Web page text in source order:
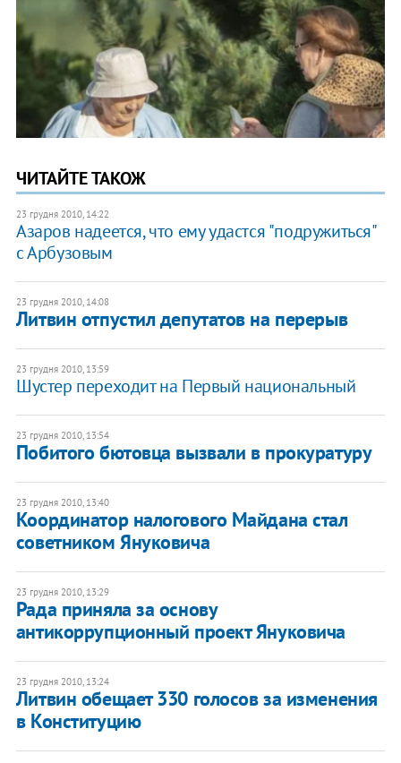
ЧИТАЙТЕ ТАКОЖ
23 грудня 2010, 14:22
Азаров надеется, что ему удастся "подружиться"
с Арбузовым
23 грудня 2010, 14:08
Литвин отпустил депутатов на перерыв
23 грудня 2010, 13:59
Шустер переходит на Первый национальный
23 грудня 2010, 13:54
​Побитого бютовца вызвали в прокуратуру
23 грудня 2010, 13:40
​Координатор налогового Майдана стал
советником Януковича
23 грудня 2010, 13:29
Рада приняла за основу
антикоррупционный проект Януковича
23 грудня 2010, 13:24
​Литвин обещает 330 голосов за изменения
в Конституцию